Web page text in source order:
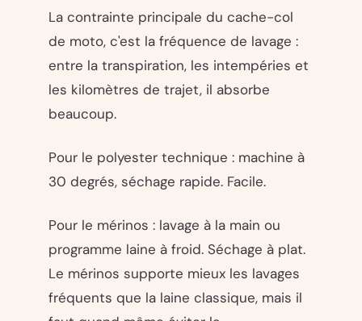
La contrainte principale du cache-col
de moto, c'est la fréquence de lavage :
entre la transpiration, les intempéries et
les kilomètres de trajet, il absorbe
beaucoup.
Pour le polyester technique : machine à
30 degrés, séchage rapide. Facile.
Pour le mérinos : lavage à la main ou
programme laine à froid. Séchage à plat.
Le mérinos supporte mieux les lavages
fréquents que la laine classique, mais il